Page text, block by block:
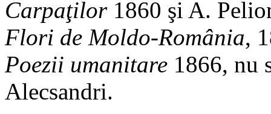
Carpaţilor1860 şi A.
Flori de Moldo-România,
Poezii umanitare 1866, nu
Alecsandri.